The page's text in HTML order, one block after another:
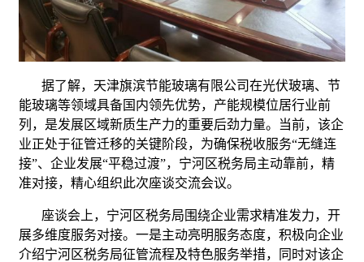
据了解，天津旗滨节能玻璃有限公司在光伏玻璃、节
能玻璃等领域具备国内领先优势，产能规模位居行业前
列，是发展区域新质生产力的重要后劲力量。当前，该企
业正处于征管迁移的关键阶段，为确保税收服务“无缝连
接”、企业发展“平稳过渡”，宁河区税务局主动靠前，精
准对接，精心组织此次座谈交流会议。
座谈会上，宁河区税务局围绕企业需求精准发力，开
展多维度服务对接。一是主动亮明服务态度，积极向企业
介绍宁河区税务局征管流程及特色服务举措，同时对该企